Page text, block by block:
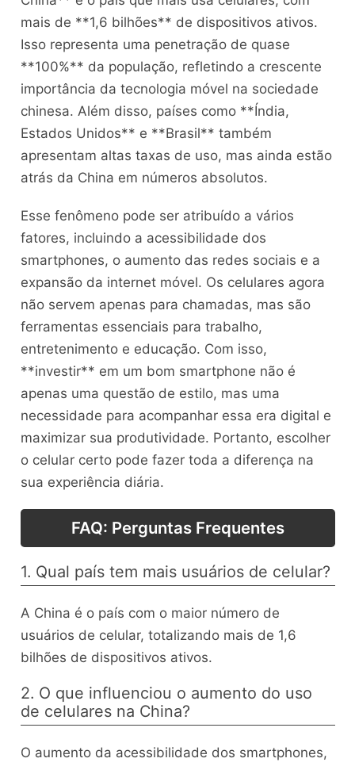
mais de **1,6 bilhões** de dispositivos ativos.
Isso representa uma penetração de quase
**100%** da população, refletindo a crescente
importância da tecnologia móvel na sociedade
chinesa. Além disso, países como **Índia,
Estados Unidos** e **Brasil** também
apresentam altas taxas de uso, mas ainda estão
atrás da China em números absolutos.
Esse fenômeno pode ser atribuído a vários
fatores, incluindo a acessibilidade dos
smartphones, o aumento das redes sociais e a
expansão da internet móvel. Os celulares agora
não servem apenas para chamadas, mas são
ferramentas essenciais para trabalho,
entretenimento e educação. Com isso,
**investir** em um bom smartphone não é
apenas uma questão de estilo, mas uma
necessidade para acompanhar essa era digital e
maximizar sua produtividade. Portanto, escolher
o celular certo pode fazer toda a diferença na
sua experiência diária.
FAQ: Perguntas Frequentes
1. Qual país tem mais usuários de celular?
A China é o país com o maior número de
usuários de celular, totalizando mais de 1,6
bilhões de dispositivos ativos.
2. O que influenciou o aumento do uso
de celulares na China?
O aumento da acessibilidade dos smartphones,